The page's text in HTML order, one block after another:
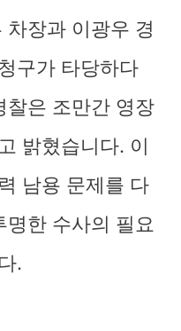
장과 이광우 경
구가 타당하다
찰은 조만간 영장
밝혔습니다. 이
남용 문제를 다
한 수사의 필요
.